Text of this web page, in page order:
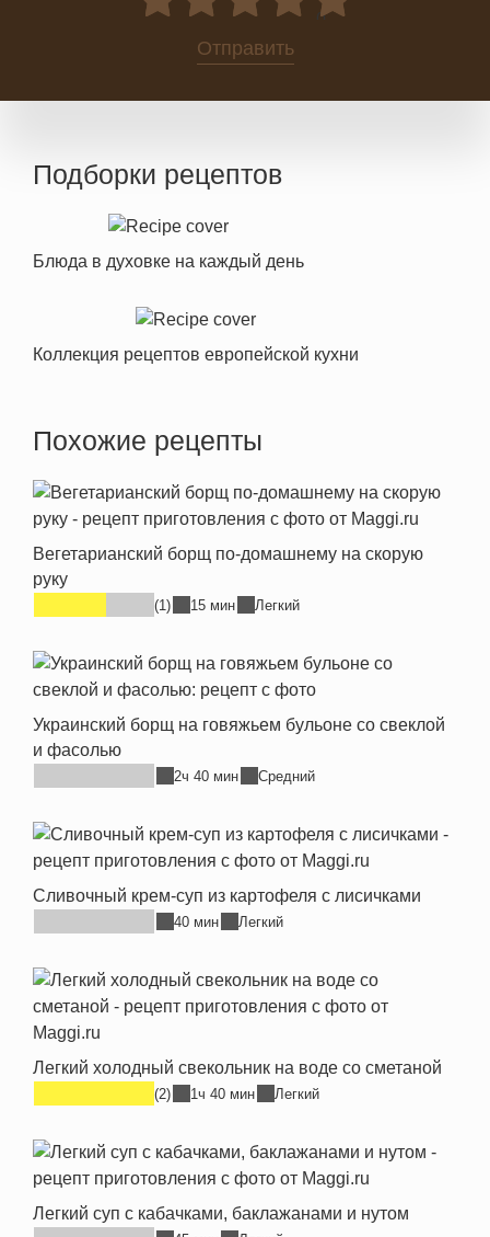
0
Отправить
Подборки рецептов
Блюда в духовке на каждый день
Коллекция рецептов европейской кухни
Похожие рецепты
Вегетарианский борщ по-домашнему на скорую
руку
(1) 15 мин Легкий
Украинский борщ на говяжьем бульоне со свеклой
и фасолью
2ч 40 мин Средний
Сливочный крем-суп из картофеля с лисичками
40 мин Легкий
Легкий холодный свекольник на воде со сметаной
(2) 1ч 40 мин Легкий
Легкий суп с кабачками, баклажанами и нутом